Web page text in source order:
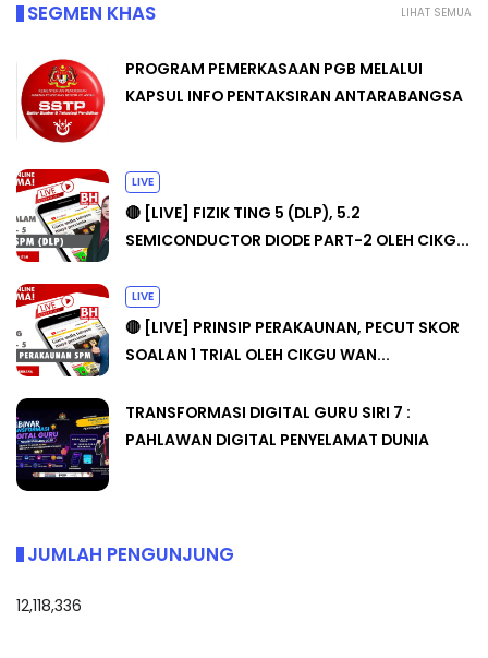
LIHAT SEMUA
SEGMEN KHAS
PROGRAM PEMERKASAAN PGB MELALUI
KAPSUL INFO PENTAKSIRAN ANTARABANGSA
LIVE
🔴 [LIVE] FIZIK TING 5 (DLP), 5.2
SEMICONDUCTOR DIODE PART-2 OLEH CIKG...
LIVE
🔴 [LIVE] PRINSIP PERAKAUNAN, PECUT SKOR
SOALAN 1 TRIAL OLEH CIKGU WAN...
TRANSFORMASI DIGITAL GURU SIRI 7 :
PAHLAWAN DIGITAL PENYELAMAT DUNIA
JUMLAH PENGUNJUNG
12,118,336